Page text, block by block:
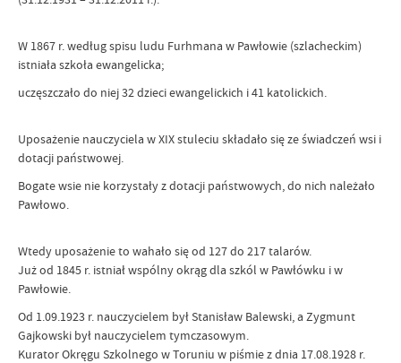
W 1867 r. według spisu ludu Furhmana w Pawłowie (szlacheckim)
istniała szkoła ewangelicka;
uczęszczało do niej 32 dzieci ewangelickich i 41 katolickich.
Uposażenie nauczyciela w XIX stuleciu składało się ze świadczeń wsi i
dotacji państwowej.
Bogate wsie nie korzystały z dotacji państwowych, do nich należało
Pawłowo.
Wtedy uposażenie to wahało się od 127 do 217 talarów.
Już od 1845 r. istniał wspólny okrąg dla szkól w Pawłówku i w
Pawłowie.
Od 1.09.1923 r. nauczycielem był Stanisław Balewski, a Zygmunt
Gajkowski był nauczycielem tymczasowym.
Kurator Okręgu Szkolnego w Toruniu w piśmie z dnia 17.08.1928 r.